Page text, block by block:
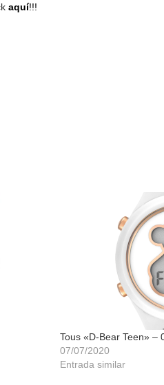
aquí!!!
Tous «D-Bear Teen» –
07/07/2020
Entrada similar